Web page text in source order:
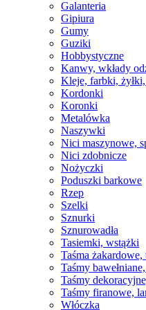
Galanteria
Gipiura
Gumy
Guziki
Hobbystyczne
Kanwy, wkłady
Kleje, farbki,
Kordonki
Koronki
Metalówka
Naszywki
Nici maszynowe,
Nici zdobnicze
Nożyczki
Poduszki barkowe
Rzep
Szelki
Sznurki
Sznurowadła
Tasiemki, wstążki
Taśma żakardowe,
Taśmy
Taśmy
Taśmy firanowe,
Włóczka